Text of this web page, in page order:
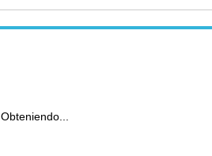
Obteniendo...